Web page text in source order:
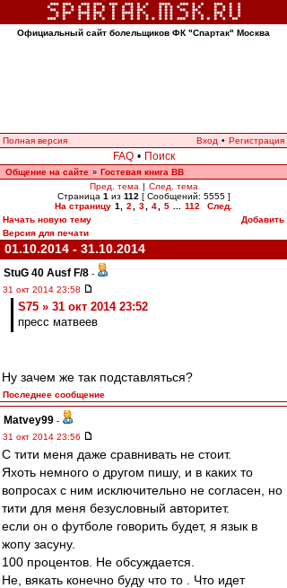
Официальный сайт болельщиков ФК "Спартак" Москва
Полная версия Вход • Регистрация
FAQ • Поиск
Общение на сайте » Гостевая книга ВВ
Пред. тема | След. тема
Страница 1 из 112 [ Сообщений: 5555 ]
На страницу 1 2 3 4 5 112
След.
Начать новую тему
Добавить
Версия для печати
01.10.2014 - 31.10.2014
StuG 40 Ausf F/8 -
31 окт 2014 23:58
S75 » 31 окт 2014 23:52
пресс матвеев
Ну зачем же так подставляться?
Последнее сообщение
Matvey99 -
31 окт 2014 23:56
С тити меня даже сравнивать не стоит.
Яхоть немного о другом пишу, и в каких то
вопросах с ним исключительно не согласен, но
тити для меня безусловный авторитет.
если он о футболе говорить будет, я язык в
жопу засуну.
100 процентов. Не обсуждается.
Не, вякать конечно буду что то . Что идет